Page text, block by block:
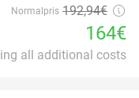
Normalpris 192,94€
164€
all additional costs